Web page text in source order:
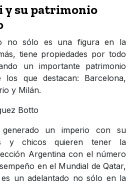
y su patrimonio
no sólo es una figura en la
tiene propiedades por todo
un importante patrimonio
los que destacan: Barcelona,
y Milán.
Botto
un imperio con su
y chicos quieren tener la
Argentina con el número
en el Mundial de Qatar,
un adelantado no sólo en la